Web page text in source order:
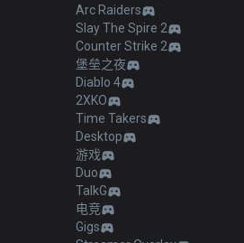
Arc Raiders
Slay The Spire 2
Counter Strike 2
堡垒之夜
Diablo 4
2XKO
Time Takers
Desktop
游戏
Duo
TalkG
电竞
Gigs